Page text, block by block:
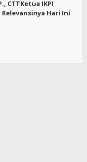
CTTKetua IKPI
Hari Ini